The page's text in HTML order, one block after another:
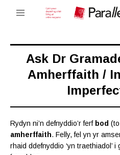
Ask Dr
Amherffaith /
Rydyn ni’n defnyddio’r ferf bod
amherffaith. Felly, fel yn yr
rhaid ddefnyddio ‘yn traethiadol’ i